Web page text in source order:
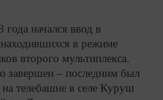
начался ввод в
в режиме
второго мультиплекса.
завершен – последним был
телебашне в селе Куруш